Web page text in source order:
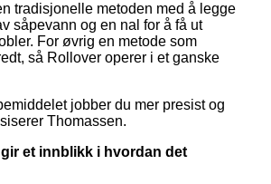
tradisjonelle metoden med å legge
såpevann og en nal for å få ut
For øvrig en metode som
så Rollover operer i et ganske
jobber du mer presist og
Thomassen.
et innblikk i hvordan det